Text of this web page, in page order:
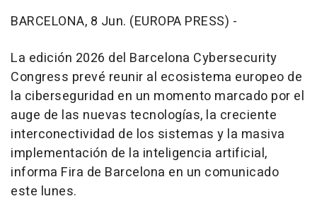
BARCELONA, 8 Jun. (EUROPA PRESS) -
La edición 2026 del Barcelona Cybersecurity
Congress prevé reunir al ecosistema europeo de
la ciberseguridad en un momento marcado por el
auge de las nuevas tecnologías, la creciente
interconectividad de los sistemas y la masiva
implementación de la inteligencia artificial,
informa Fira de Barcelona en un comunicado
este lunes.